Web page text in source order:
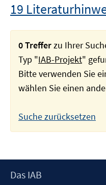
19
0 Trefferzu Ihrer
Typ "IAB-Projekt"
Bitte verwenden Sie
wählen Sie einen
Suche zurücksetzen
Footer
Das IAB